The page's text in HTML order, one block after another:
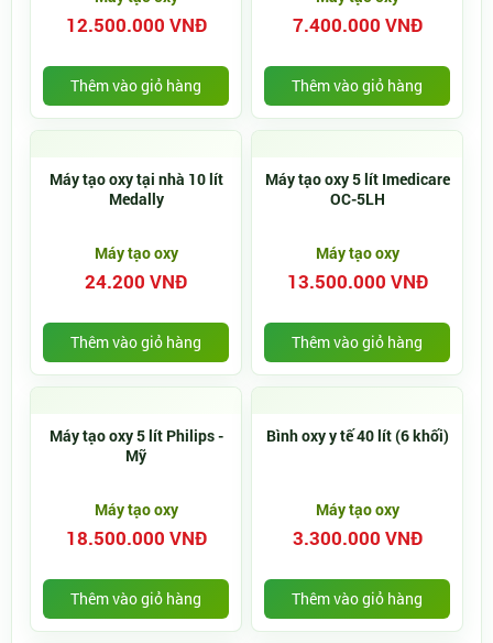
12.500.000 VNĐ
Thêm vào giỏ hàng
7.400.000 VNĐ
Thêm vào giỏ hàng
Máy tạo oxy tại nhà 10 lít
Medally
Máy tạo oxy
24.200 VNĐ
Thêm vào giỏ hàng
Máy tạo oxy 5 lít Imedicare
OC-5LH
Máy tạo oxy
13.500.000 VNĐ
Thêm vào giỏ hàng
Máy tạo oxy 5 lít Philips -
Mỹ
Máy tạo oxy
18.500.000 VNĐ
Thêm vào giỏ hàng
Bình oxy y tế 40 lít (6 khối)
Máy tạo oxy
3.300.000 VNĐ
Thêm vào giỏ hàng